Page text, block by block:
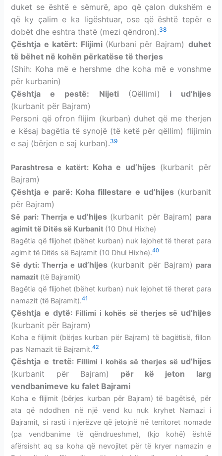
duket se është e sëmurë, apo që çalon dukshëm e
që ky çalim e ka ligështuar, ose që është tepër e
dobët dhe eshtra thatë (mezi qëndron).38
Çështja e katërt: Flijimi (Kurbani për Bajram) duhet
të bëhet në kohën përkatëse të therjes
(Shih: Koha më e hershme dhe koha më e vonshme
për kurbanin)
Çështja e pestë: Nijeti (Qëllimi) i ud’hijes
(kurbanit për Bajram)
Personi që ofron flijim (kurban) duhet që me therjen
e kësaj bagëtia të synojë (të ketë për qëllim) flijimin
e saj (bërjen e saj kurban).39
Parashtresae katërt: Koha e ud’hijes (kurbanit për
Bajram)
Çështja e parë: Koha fillestare e ud’hijes (kurbanit
për Bajram)
Së pari: Therrja e ud’hijes (kurbanit për Bajram) para
agimit të Ditës së Kurbanit (10 Dhul Hixhe)
Bagëtia që flijohet (bëhet kurban) nuk lejohet të theret para
agimit të Ditës së Bajramit (10 Dhul Hixhe).40
Së dyti: Therrja e ud’hijes (kurbanit për Bajram) para
namazit (të Bajramit)
Bagëtia që flijohet (bëhet kurban) nuk lejohet të theret para
namazit (të Bajramit).41
Çështja e dytë: Fillimi i kohës së therjes së ud’hijes
(kurbanit për Bajram)
Koha e flijimit (bërjes kurban për Bajram) të bagëtisë, fillon
pas Namazit të Bajramit.42
Çështja e tretë: Fillimi i kohës së therjes së ud’hijes
(kurbanit për Bajram) për kë jeton larg
vendbanimeve ku falet Bajrami
Koha e flijimit (bërjes kurban për Bajram) të bagëtisë, për
ata që ndodhen në një vend ku nuk kryhet Namazi i
Bajramit, si rasti i njerëzve që jetojnë në territoret nomade
(pa vendbanime të qëndrueshme), (kjo kohë) është
afërsisht aq sa koha që nevojitet për të kryer namazin e